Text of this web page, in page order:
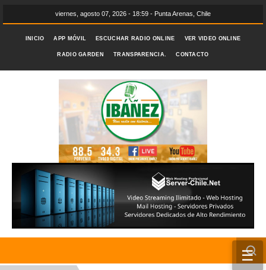
viernes, agosto 07, 2026 - 18:59 - Punta Arenas, Chile
INICIO APP MÓVIL ESCUCHAR RADIO ONLINE VER VIDEO ONLINE
RADIO GARDEN TRANSPARENCIA. CONTACTO
☰
INICIO